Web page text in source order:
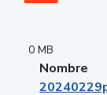
0 MB
Nombre